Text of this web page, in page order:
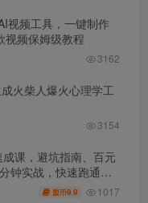
视频工具，一键制作
视频保姆级教程
3162
火柴人爆火心理学工
3154
课，避坑指南、百元
钟实战，快速跑通首
盟币9.9 1017